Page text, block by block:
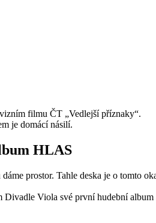
filmu ČT „Vedlejší příznaky“.
je domácí násilí.
HLAS
prostor. Tahle deska je o tomto
Viola své první hudební